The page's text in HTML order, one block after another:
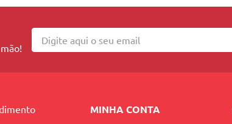
MINHA CONTA